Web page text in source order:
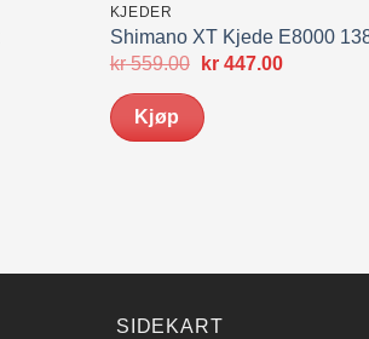
KJEDER
Shimano XT Kjede E8000
kr559.00
Opprinnelig
var:
kr 559.00.
kr447.00
Kjøp
SIDEKART